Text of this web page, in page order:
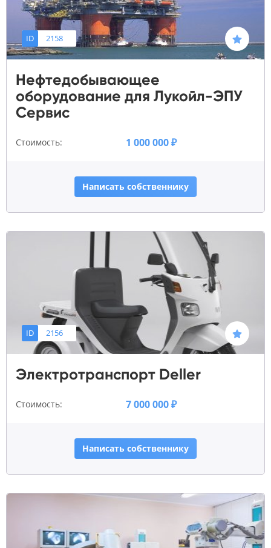
ID 2158
Нефтедобывающее
оборудование для Лукойл-ЭПУ
Сервис
Стоимость: 1 000 000 ₽
Написать собственнику
ID 2156
Электротранспорт Deller
Стоимость: 7 000 000 ₽
Написать собственнику